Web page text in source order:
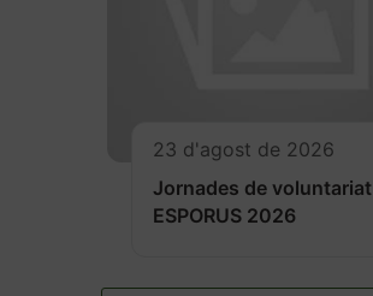
23 d'agost de 2026
Jornades de voluntariat
ESPORUS 2026